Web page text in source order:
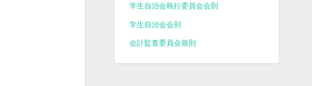
学生自治会執行委員会会則
学生自治会会則
会計監査委員会規則